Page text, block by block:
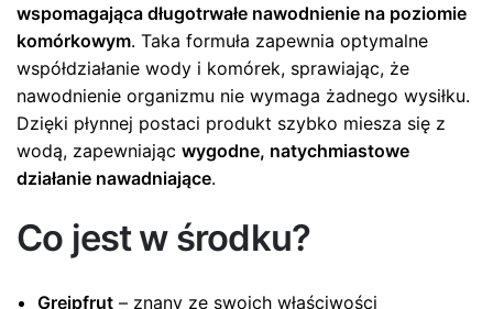
wspomagająca długotrwałe nawodnienie na poziomie
komórkowym. Taka formuła zapewnia optymalne
współdziałanie wody i komórek, sprawiając, że
nawodnienie organizmu nie wymaga żadnego wysiłku.
Dzięki płynnej postaci produkt szybko miesza się z
wodą, zapewniając wygodne, natychmiastowe
działanie nawadniające.
Co jest w środku?
Grejpfrut – znany ze swoich właściwości